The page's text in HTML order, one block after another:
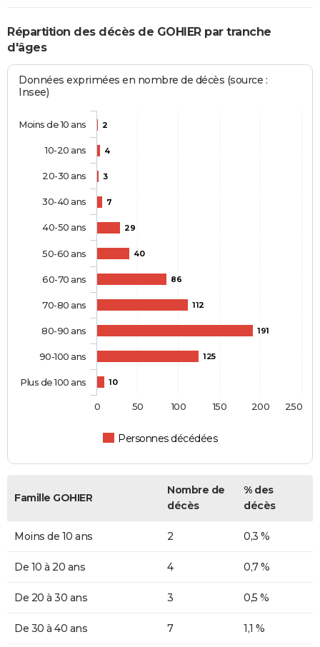
Répartition des décès de GOHIER par tranche
d'âges
Données exprimées en nombre de décès (source :
Insee)
2
4
3
7
29
40
86
112
191
125
10
Personnes décédées
Moins de 10 ans
10-20 ans
20-30 ans
30-40 ans
40-50 ans
50-60 ans
60-70 ans
70-80 ans
80-90 ans
90-100 ans
Plus de 100 ans
0 50 100 150 200 250
Famille GOHIER
Nombre de
décès
% des
décès
Moins de 10 ans 2 0,3 %
De 10 à 20 ans 4 0,7 %
De 20 à 30 ans 3 0,5 %
De 30 à 40 ans 7 1,1 %